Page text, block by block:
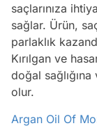
saçlarınıza
sağlar. Ürün,
parlaklık
Kırılgan ve
doğal sağlığına
olur.
Argan Oil Of